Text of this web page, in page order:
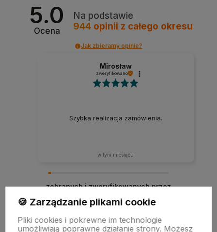
5.0
Ocena
Na podstawie
944 opinii z całego okresu
Jak zbieramy opinie?
Mirosław
zweryfikowano
Szybka realizacja zamówienia.
w tym miesiącu
zebranych i zweryfikowanych przez
🍪 Zarządzanie plikami cookie
Pliki cookies i pokrewne im technologie
umożliwiają poprawne działanie strony. Możesz